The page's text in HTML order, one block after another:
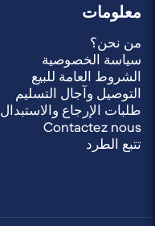
معلومات
من نحن؟
سياسة الخصوصية
الشروط العامة للبيع
التوصيل وآجال التسليم
طلبات الإرجاع والاستبدال
Contactez nous
تتبع الطرد